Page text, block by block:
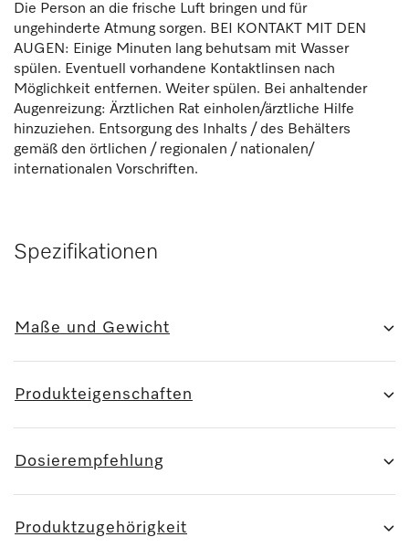
Die Person an die frische Luft bringen und für
ungehinderte Atmung sorgen. BEI KONTAKT MIT DEN
AUGEN: Einige Minuten lang behutsam mit Wasser
spülen. Eventuell vorhandene Kontaktlinsen nach
Möglichkeit entfernen. Weiter spülen. Bei anhaltender
Augenreizung: Ärztlichen Rat einholen/ärztliche Hilfe
hinzuziehen. Entsorgung des Inhalts / des Behälters
gemäß den örtlichen / regionalen / nationalen/
internationalen Vorschriften.
Spezifikationen
Maße und Gewicht
Produkteigenschaften
Dosierempfehlung
Produktzugehörigkeit